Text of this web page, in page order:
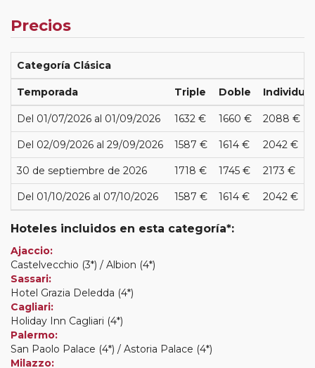
Precios
Categoría Clásica
Temporada Triple Doble Individual
Del 01/07/2026 al 01/09/2026 1632 € 1660 € 2088 €
Del 02/09/2026 al 29/09/2026 1587 € 1614 € 2042 €
30 de septiembre de 2026 1718 € 1745 € 2173 €
Del 01/10/2026 al 07/10/2026 1587 € 1614 € 2042 €
Hoteles incluidos en esta categoría*:
Ajaccio:
Castelvecchio (3*) / Albion (4*)
Sassari:
Hotel Grazia Deledda (4*)
Cagliari:
Holiday Inn Cagliari (4*)
Palermo:
San Paolo Palace (4*) / Astoria Palace (4*)
Milazzo: